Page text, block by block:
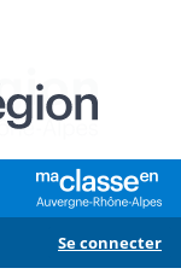
Se connecter